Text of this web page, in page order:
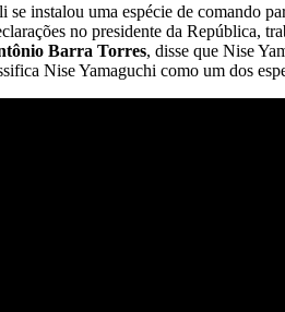
instalou uma espécie de comando
no presidente da República,
Barra Torres, disse que Nise
Nise Yamaguchi como um dos